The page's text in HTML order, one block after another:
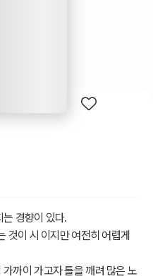
경향이 있다.
것이 시 이지만 여전히 어렵게
까이 가고자 틀을 깨려 많은 노